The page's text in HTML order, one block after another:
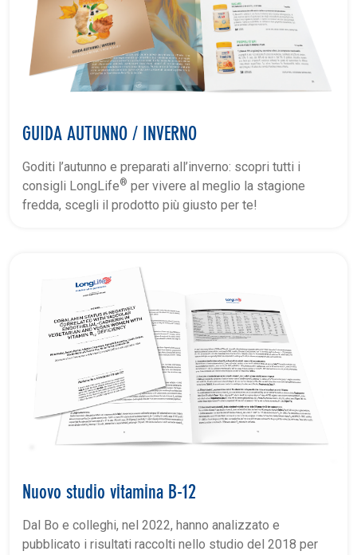
GUIDA AUTUNNO / INVERNO
Goditi l’autunno e preparati all’inverno: scopri tutti i
consigli LongLife® per vivere al meglio la stagione
fredda, scegli il prodotto più giusto per te!
Nuovo studio vitamina B-12
Dal Bo e colleghi, nel 2022, hanno analizzato e
pubblicato i risultati raccolti nello studio del 2018 per